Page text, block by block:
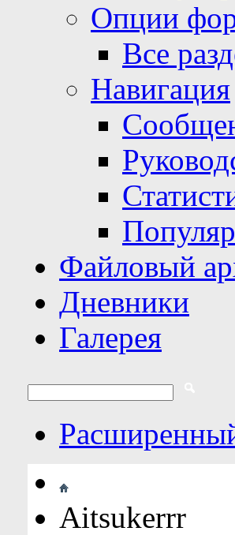
Опции
Все
Навигация
Файловый
Дневники
Галерея
Aitsukerrr